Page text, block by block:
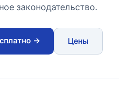
законодательство.
→ Цены